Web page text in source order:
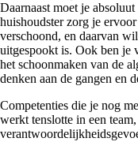
Daarnaast moet je
huishoudster zorg je
verschoond, en daarvan
uitgespookt is. Ook ben je
het schoonmaken van de
denken aan de gangen en
Competenties die je nog
werkt tenslotte in een team,